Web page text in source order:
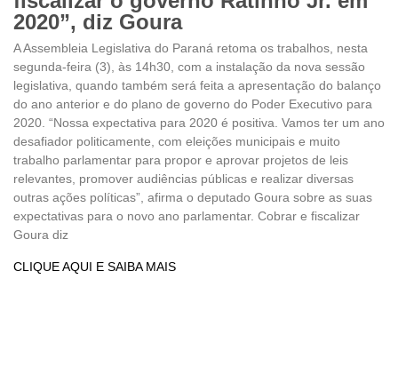
2020”, diz Goura
A Assembleia Legislativa do Paraná retoma os trabalhos, nesta
segunda-feira (3), às 14h30, com a instalação da nova sessão
legislativa, quando também será feita a apresentação do balanço
do ano anterior e do plano de governo do Poder Executivo para
2020. “Nossa expectativa para 2020 é positiva. Vamos ter um ano
desafiador politicamente, com eleições municipais e muito
trabalho parlamentar para propor e aprovar projetos de leis
relevantes, promover audiências públicas e realizar diversas
outras ações políticas”, afirma o deputado Goura sobre as suas
expectativas para o novo ano parlamentar. Cobrar e fiscalizar
Goura diz
CLIQUE AQUI E SAIBA MAIS